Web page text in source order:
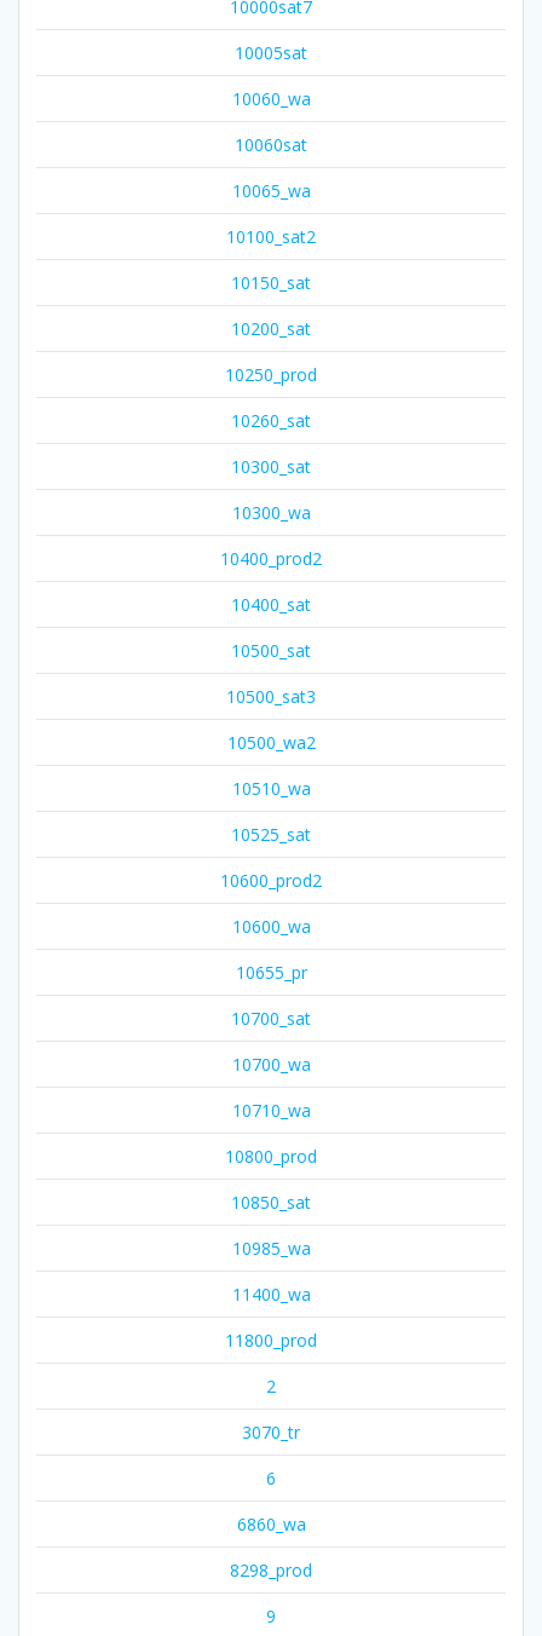
10000sat7
10005sat
10060_wa
10060sat
10065_wa
10100_sat2
10150_sat
10200_sat
10250_prod
10260_sat
10300_sat
10300_wa
10400_prod2
10400_sat
10500_sat
10500_sat3
10500_wa2
10510_wa
10525_sat
10600_prod2
10600_wa
10655_pr
10700_sat
10700_wa
10710_wa
10800_prod
10850_sat
10985_wa
11400_wa
11800_prod
2
3070_tr
6
6860_wa
8298_prod
9